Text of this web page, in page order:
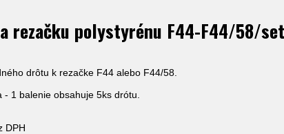
rezačku polystyrénu F44-F44/58/
drôtu k rezačke F44 alebo F44/58.
1 balenie obsahuje 5ks drótu.
DPH